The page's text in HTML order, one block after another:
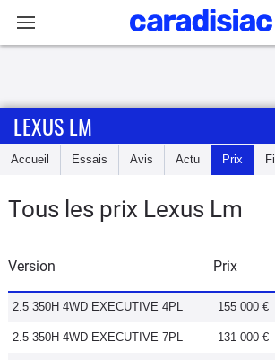
Accueil
Essais
Guide
Electriques
LEXUS LM
Accueil Essais Avis Actu Prix
Tous les prix Lexus Lm
Version Prix
2.5 350H 4WD EXECUTIVE 4PL 155 000 €
2.5 350H 4WD EXECUTIVE 7PL 131 000 €